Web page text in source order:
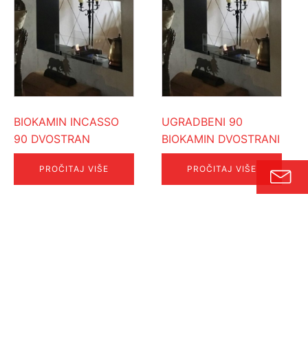
BIOKAMIN INCASSO
90 DVOSTRAN
PROČITAJ VIŠE
UGRADBENI 90
BIOKAMIN DVOSTRANI
PROČITAJ VIŠE